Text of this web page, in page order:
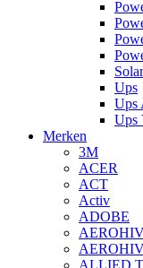
Ups
Ups
Ups
Merken
3M
ACER
ACT
Activ
ADOBE
ALLIED